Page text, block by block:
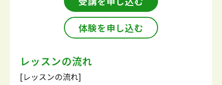
体験を申し込む
レッスンの流れ
[レッスンの流れ]